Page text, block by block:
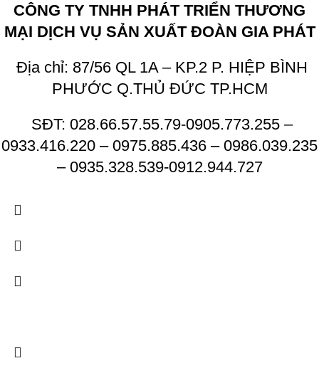
CÔNG TY TNHH PHÁT TRIỂN THƯƠNG
MẠI DỊCH VỤ SẢN XUẤT ĐOÀN GIA PHÁT
Địa chỉ: 87/56 QL 1A – KP.2 P. HIỆP BÌNH
PHƯỚC Q.THỦ ĐỨC TP.HCM
SĐT: 028.66.57.55.79-0905.773.255 –
0933.416.220 – 0975.885.436 – 0986.039.235
– 0935.328.539-0912.944.727